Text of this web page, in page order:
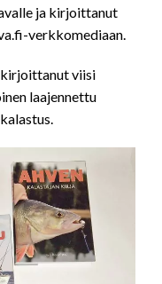
ja kirjoittanut
verkkomediaan.
kirjoittanut viisi
laajennettu